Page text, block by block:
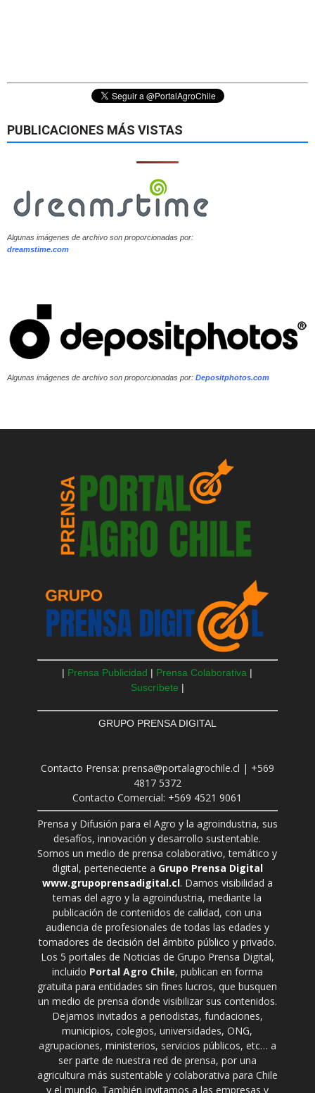
PUBLICACIONES MÁS VISTAS
Algunas imágenes de archivo son proporcionadas por:
dreamstime.com
Algunas imágenes de archivo son proporcionadas por: Depositphotos.com
| Prensa Publicidad | Prensa Colaborativa |
Suscríbete |
GRUPO PRENSA DIGITAL
Contacto Prensa: prensa@portalagrochile.cl | +569
4817 5372
Contacto Comercial: +569 4521 9061
Prensa y Difusión para el Agro y la agroindustria, sus
desafíos, innovación y desarrollo sustentable.
Somos un medio de prensa colaborativo, temático y
digital, perteneciente a Grupo Prensa Digital
www.grupoprensadigital.cl. Damos visibilidad a
temas del agro y la agroindustria, mediante la
publicación de contenidos de calidad, con una
audiencia de profesionales de todas las edades y
tomadores de decisión del ámbito público y privado.
Los 5 portales de Noticias de Grupo Prensa Digital,
incluido Portal Agro Chile, publican en forma
gratuita para entidades sin fines lucros, que busquen
un medio de prensa donde visibilizar sus contenidos.
Dejamos invitados a periodistas, fundaciones,
municipios, colegios, universidades, ONG,
agrupaciones, ministerios, servicios públicos, etc… a
ser parte de nuestra red de prensa, por una
agricultura más sustentable y colaborativa para Chile
y el mundo. También invitamos a las empresas y